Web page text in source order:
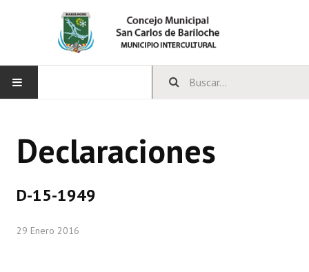
CONCEJO
Declaraciones
D-15-1949
29 Enero 2016